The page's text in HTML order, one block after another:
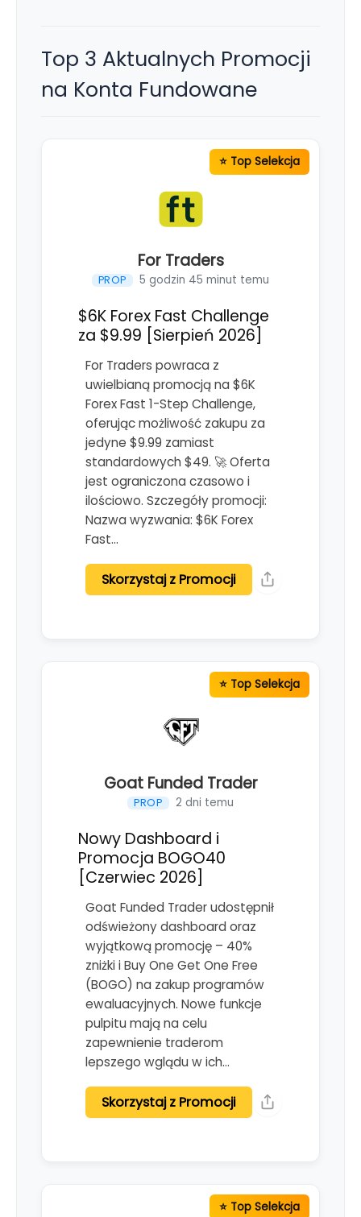
Top 3 Aktualnych Promocji
na Konta Fundowane
For Traders
PROP 5 godzin 45 minut temu
$6K Forex Fast Challenge
za $9.99 [Sierpień 2026]
For Traders powraca z
uwielbianą promocją na $6K
Forex Fast 1-Step Challenge,
oferując możliwość zakupu za
jedyne $9.99 zamiast
standardowych $49. 🚀 Oferta
jest ograniczona czasowo i
ilościowo. Szczegóły promocji:
Nazwa wyzwania: $6K Forex
Fast…
Skorzystaj z Promocji
Goat Funded Trader
PROP 2 dni temu
Nowy Dashboard i
Promocja BOGO40
[Czerwiec 2026]
Goat Funded Trader udostępnił
odświeżony dashboard oraz
wyjątkową promocję – 40%
zniżki i Buy One Get One Free
(BOGO) na zakup programów
ewaluacyjnych. Nowe funkcje
pulpitu mają na celu
zapewnienie traderom
lepszego wglądu w ich…
Skorzystaj z Promocji